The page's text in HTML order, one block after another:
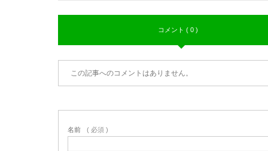
コメント ( 0 )
この記事へのコメントはありません。
名前 ( 必須 )